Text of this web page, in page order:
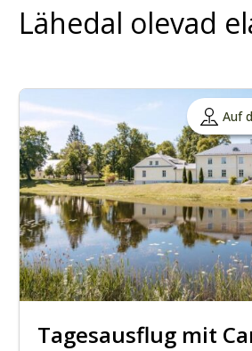
Lähedal olevad
Auf
Tagesausflug mit